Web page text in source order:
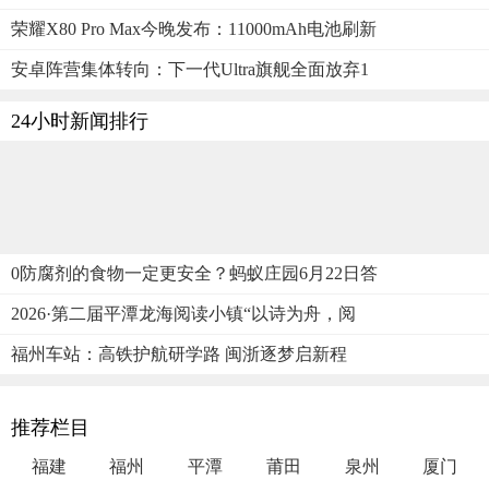
荣耀X80 Pro Max今晚发布：11000mAh电池刷新
安卓阵营集体转向：下一代Ultra旗舰全面放弃1
24小时新闻排行
0防腐剂的食物一定更安全？蚂蚁庄园6月22日答
2026·第二届平潭龙海阅读小镇“以诗为舟，阅
福州车站：高铁护航研学路 闽浙逐梦启新程
推荐栏目
福建 福州 平潭 莆田 泉州 厦门